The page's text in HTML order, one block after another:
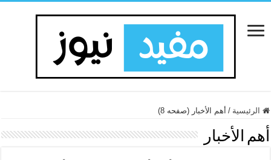
الرئيسية / أهم الأخبار (صفحه 8)
أهم الأخبار